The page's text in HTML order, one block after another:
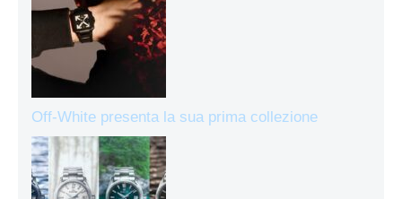
Off-White presenta la sua prima collezione